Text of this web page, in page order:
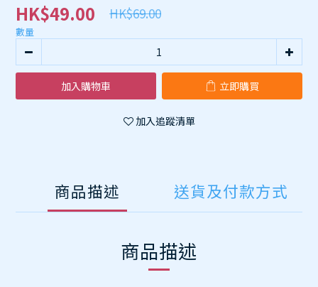
HK$49.00 HK$69.00
數量
加入購物車 立即購買
加入追蹤清單
商品描述 送貨及付款方式
商品描述